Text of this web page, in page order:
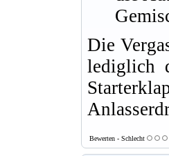
Die
lediglich
Bewerten - Schlecht